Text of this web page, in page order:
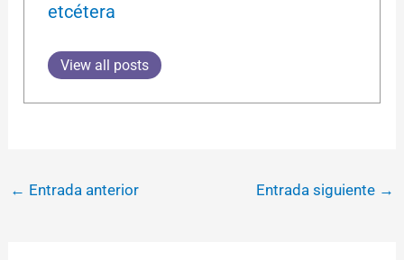
etcétera
View all posts
← Entrada anterior Entrada siguiente →